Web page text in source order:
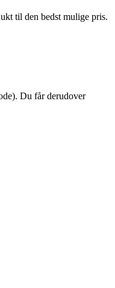
til den bedst mulige pris.
). Du får derudover